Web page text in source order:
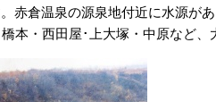
赤倉温泉の源泉地付近に水源が
本・西田屋･上大塚・中原など